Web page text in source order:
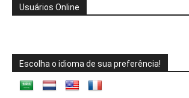
Usuários Online
Escolha o idioma de sua preferência!